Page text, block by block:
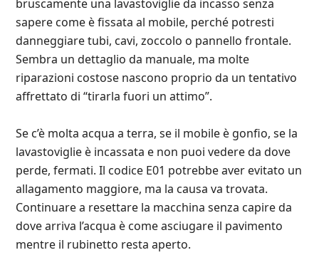
bruscamente una lavastoviglie da incasso senza
sapere come è fissata al mobile, perché potresti
danneggiare tubi, cavi, zoccolo o pannello frontale.
Sembra un dettaglio da manuale, ma molte
riparazioni costose nascono proprio da un tentativo
affrettato di “tirarla fuori un attimo”.
Se c’è molta acqua a terra, se il mobile è gonfio, se la
lavastoviglie è incassata e non puoi vedere da dove
perde, fermati. Il codice E01 potrebbe aver evitato un
allagamento maggiore, ma la causa va trovata.
Continuare a resettare la macchina senza capire da
dove arriva l’acqua è come asciugare il pavimento
mentre il rubinetto resta aperto.